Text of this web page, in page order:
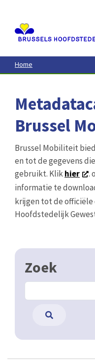
contenu
principal
Home
Brussel
Brussel Mobiliteit
en tot de gegevens
gebruikt. Klikhier
.
informatie te
krijgen tot de officiële
Hoofdstedelijk
Zoek